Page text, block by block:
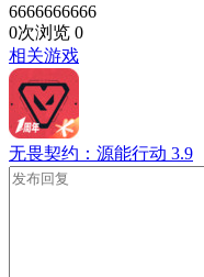
6666666666
0次浏览 0
相关游戏
无畏契约：源能行动 3.9